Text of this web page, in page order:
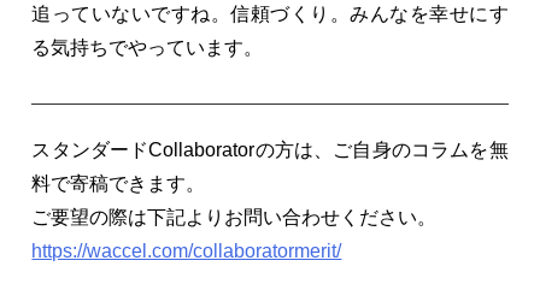
追っていないですね。信頼づくり。みんなを幸せにす
る気持ちでやっています。
スタンダードCollaboratorの方は、ご自身のコラムを無
料で寄稿できます。
ご要望の際は下記よりお問い合わせください。
https://waccel.com/collaboratormerit/